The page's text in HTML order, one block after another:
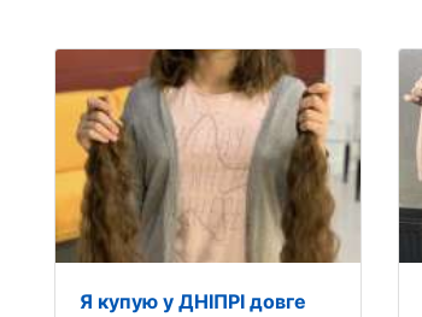
Я купую у ДНІПРІ довге